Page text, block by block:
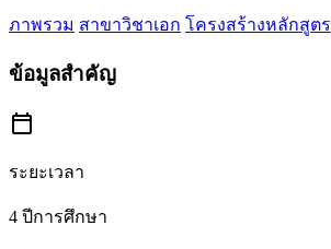
ภาพรวม สาขาวิชาเอก โครงสร้างหลักสูตร
ข้อมูลสำคัญ
calendar_today
ระยะเวลา
4 ปีการศึกษา